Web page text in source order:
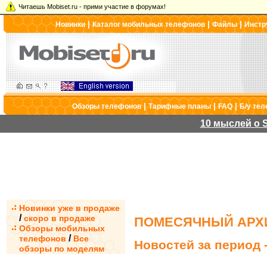
Читаешь Mobiset.ru - прими участие в форумах!
Новинки|Каталог мобильных телефонов |Файлы|
Обзоры телефонов|Тарифные планы|FAQ|Б/у
10 мыслей о
Новинки уже в продаже
/ скоро в продаже
Обзоры мобильных
телефонов / Все
обзоры по моделям
ПОМЕСЯЧНЫЙ
Новостей за период